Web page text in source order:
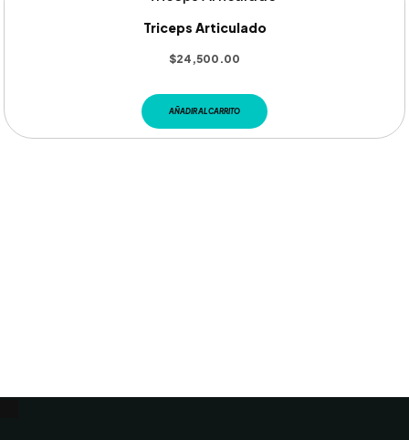
Triceps Articulado
$24,500.00
AÑADIR AL CARRITO